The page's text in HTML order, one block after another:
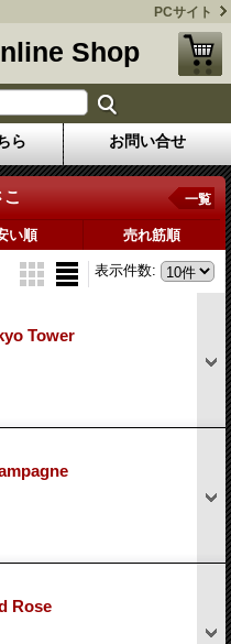
PCサイト
Shop
ら お問い合せ
一覧
い順 売れ筋順
表示件数:
Tower
Rose